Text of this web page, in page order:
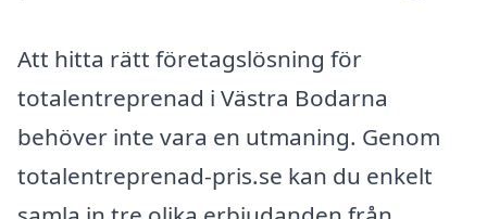
Att hitta rätt företagslösning för
totalentreprenad i Västra Bodarna
behöver inte vara en utmaning. Genom
totalentreprenad-pris.se kan du enkelt